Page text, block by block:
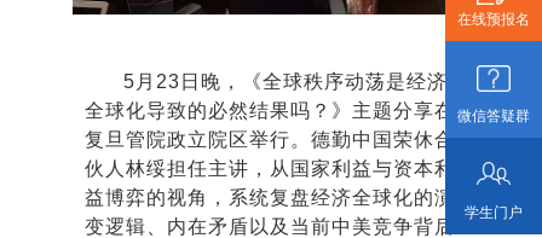
在线预报名
微信答疑群
学生门户
5月23日晚，《全球秩序动荡是经济
全球化导致的必然结果吗？》主题分享在
复旦管院政立院区举行。德勤中国荣休合
伙人林绥担任主讲，从国家利益与资本利
益博弈的视角，系统复盘经济全球化的演
变逻辑、内在矛盾以及当前中美竞争背后